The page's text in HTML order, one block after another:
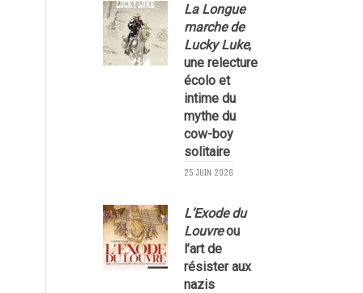
La Longue
marche de
Lucky Luke,
une relecture
écolo et
intime du
mythe du
cow-boy
solitaire
25 JUIN 2026
L’Exode du
Louvreou
l’art de
résister aux
nazis